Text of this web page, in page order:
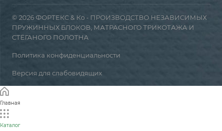
© 2026 ФОРТЕКС & Ко - ПРОИЗВОДСТВО НЕЗАВИСИМЫХ
ПРУЖИННЫХ БЛОКОВ, МАТРАСНОГО ТРИКОТАЖА И
СТЁГАНОГО ПОЛОТНА
Политика конфиденциальности
Версия для слабовидящих
Главная
Каталог